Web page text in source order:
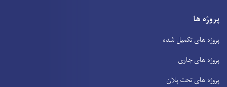
پروژه ها
پروژه های تکمیل شده
پروژه های جاری
پروژه های تحت پلان